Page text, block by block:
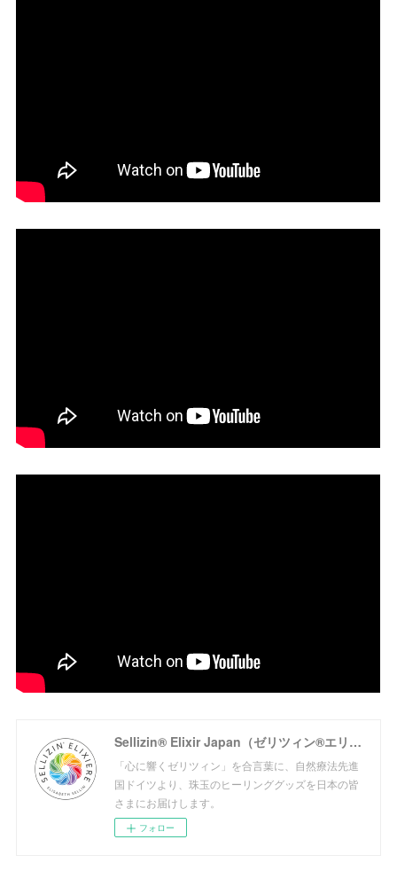
Sellizin® Elixir Japan（ゼリツィン®エリクサージャパン公式サイト）
「心に響くゼリツィン」を合言葉に、自然療法先進
国ドイツより、珠玉のヒーリンググッズを日本の皆
さまにお届けします。
フォロー